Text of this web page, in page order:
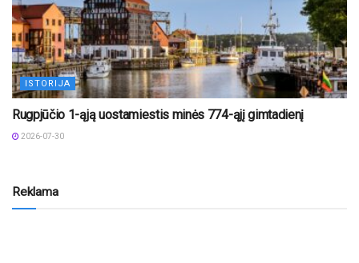
ISTORIJA
Rugpjūčio 1-ąją uostamiestis minės 774-ąjį gimtadienį
2026-07-30
Reklama